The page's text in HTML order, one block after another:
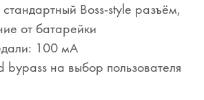
Boss-style разъём,
от батарейки
100 мА
bypass на выбор пользователя